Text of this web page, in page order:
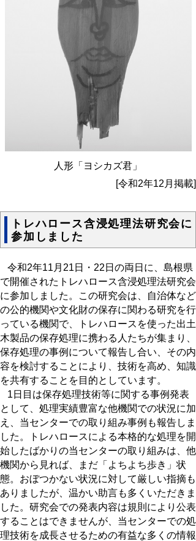
人形「ヨシカズ君」
[令和2年12月掲載]
トレハロース含浸処理法研究会に
参加しました
令和2年11月21日・22日の両日に、島根県
で開催されたトレハロース含浸処理法研究会
に参加しました。この研究会は、自治体など
の公的機関や文化財の保存に関わる研究を行
っている機関で、トレハロースを使った出土
木製品の保存処理に携わる人たちが集まり、
保存処理の事例について報告し合い、その内
容を検討することにより、技術を高め、知識
を共有することを目的としています。
1日目は保存処理技術等に関する事例発表
として、処理実績豊富な他機関での状況に加
え、当センターでの取り組み事例も報告しま
した。トレハロースによる本格的な処理を開
始したばかりの当センターの取り組みは、他
機関から見れば、まだ「よちよち歩き」状
態。おぼつかない状況に対して厳しい指摘も
ありましたが、温かい助言も多くいただきま
した。研究会での発表内容は規則により公表
することはできませんが、当センターでの処
理技術を成長させるための有益な多くの情報